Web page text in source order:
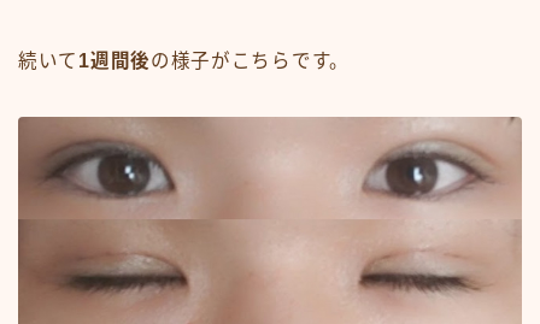
続いて 1週間後の様子がこちらです。